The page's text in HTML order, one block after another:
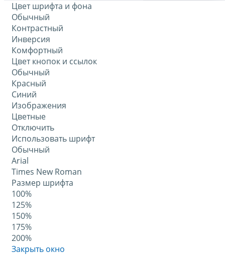
Цвет шрифта и фона
Обычный
Контрастный
Инверсия
Комфортный
Цвет кнопок и ссылок
Обычный
Красный
Синий
Изображения
Цветные
Отключить
Использовать шрифт
Обычный
Arial
Times New Roman
Размер шрифта
100%
125%
150%
175%
200%
Закрыть окно